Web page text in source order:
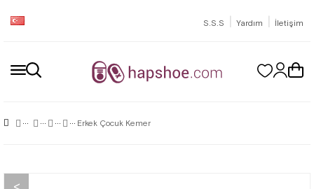
S.S.S | Yardım | İletişim
Erkek Çocuk Kemer